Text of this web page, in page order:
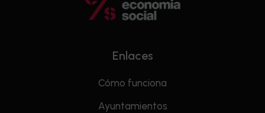
Enlaces
Cómo funciona
Ayuntamientos